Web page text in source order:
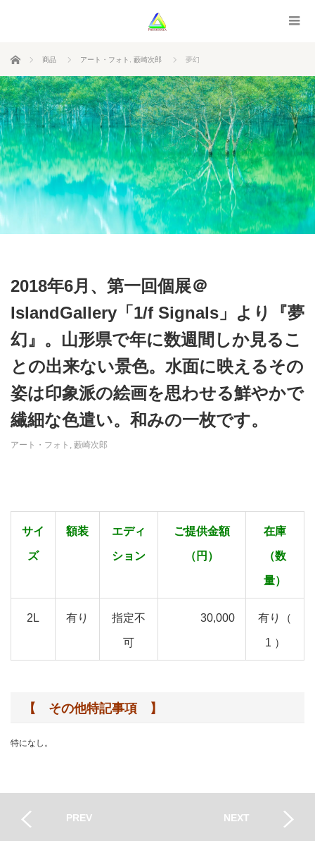
ホーム 商品 アート・フォト 藪崎次郎 夢幻
2018年6月、第一回個展＠
IslandGallery「1/f Signals」より『夢
幻』。山形県で年に数週間しか見るこ
との出来ない景色。水面に映えるその
姿は印象派の絵画を思わせる鮮やかで
繊細な色遣い。和みの一枚です。
アート・フォト , 藪崎次郎
サイ
ズ
額装 エディ
ション
ご提供金額
（円）
在庫
（数
量）
2L 有り 指定不
可
30,000 有り（
1 ）
【 その他特記事項 】
特になし。
PREV NEXT